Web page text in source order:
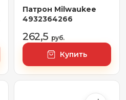
Патрон Milwaukee
4932364266
262,5 руб.
Купить